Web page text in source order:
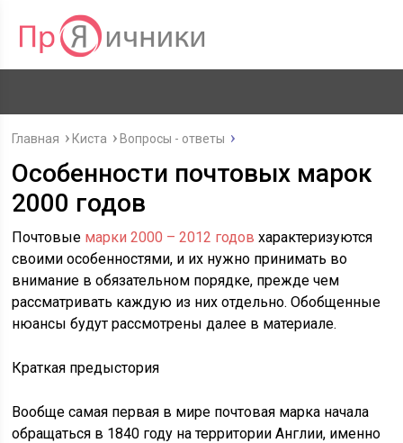
Главная Киста Вопросы - ответы
Особенности почтовых марок
2000 годов
Почтовые марки 2000 – 2012 годов характеризуются
своими особенностями, и их нужно принимать во
внимание в обязательном порядке, прежде чем
рассматривать каждую из них отдельно. Обобщенные
нюансы будут рассмотрены далее в материале.
Краткая предыстория
Вообще самая первая в мире почтовая марка начала
обращаться в 1840 году на территории Англии, именно